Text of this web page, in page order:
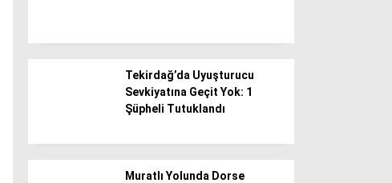
Tekirdağ’da Uyuşturucu
Sevkiyatına Geçit Yok: 1
Şüpheli Tutuklandı
Muratlı Yolunda Dorse